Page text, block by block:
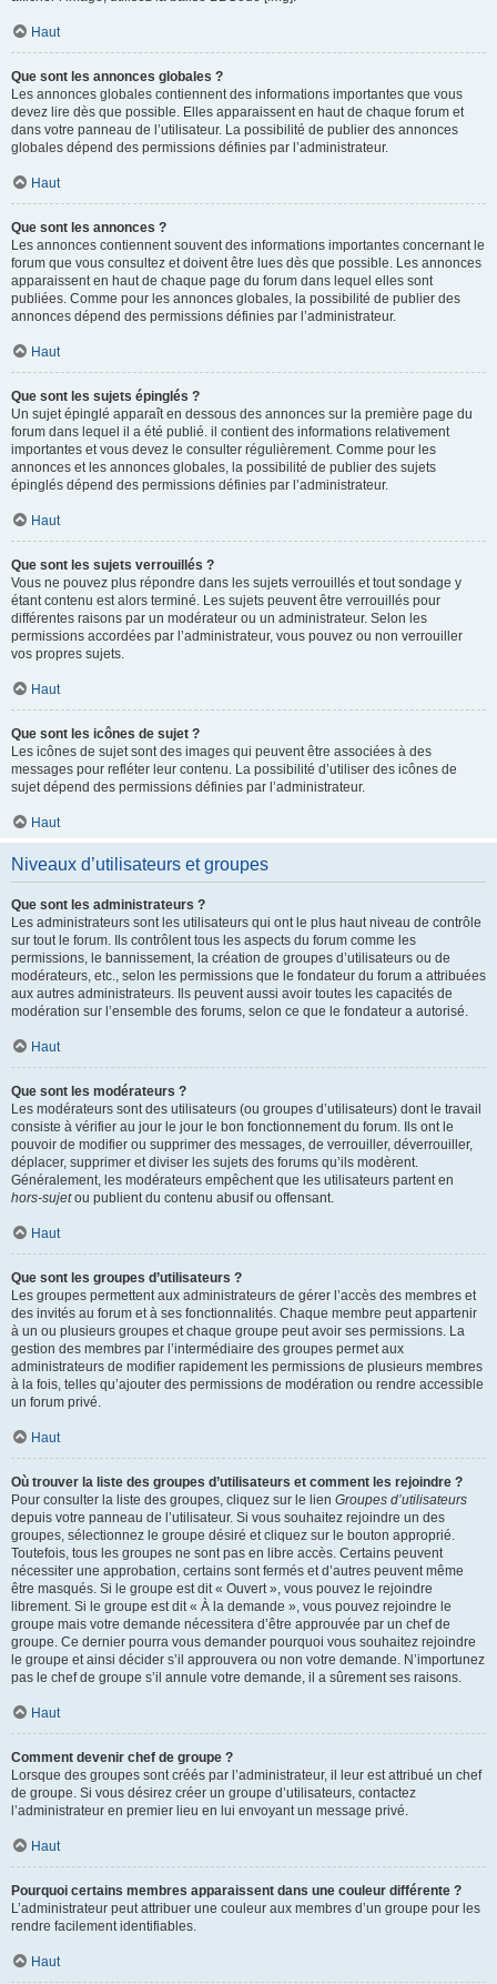
Haut
Que sont les annonces globales ?
Les annonces globales contiennent des informations importantes que vous
devez lire dès que possible. Elles apparaissent en haut de chaque forum et
dans votre panneau de l’utilisateur. La possibilité de publier des annonces
globales dépend des permissions définies par l’administrateur.
Haut
Que sont les annonces ?
Les annonces contiennent souvent des informations importantes concernant le
forum que vous consultez et doivent être lues dès que possible. Les annonces
apparaissent en haut de chaque page du forum dans lequel elles sont
publiées. Comme pour les annonces globales, la possibilité de publier des
annonces dépend des permissions définies par l’administrateur.
Haut
Que sont les sujets épinglés ?
Un sujet épinglé apparaît en dessous des annonces sur la première page du
forum dans lequel il a été publié. il contient des informations relativement
importantes et vous devez le consulter régulièrement. Comme pour les
annonces et les annonces globales, la possibilité de publier des sujets
épinglés dépend des permissions définies par l’administrateur.
Haut
Que sont les sujets verrouillés ?
Vous ne pouvez plus répondre dans les sujets verrouillés et tout sondage y
étant contenu est alors terminé. Les sujets peuvent être verrouillés pour
différentes raisons par un modérateur ou un administrateur. Selon les
permissions accordées par l’administrateur, vous pouvez ou non verrouiller
vos propres sujets.
Haut
Que sont les icônes de sujet ?
Les icônes de sujet sont des images qui peuvent être associées à des
messages pour refléter leur contenu. La possibilité d’utiliser des icônes de
sujet dépend des permissions définies par l’administrateur.
Haut
Niveaux d’utilisateurs et groupes
Que sont les administrateurs ?
Les administrateurs sont les utilisateurs qui ont le plus haut niveau de contrôle
sur tout le forum. Ils contrôlent tous les aspects du forum comme les
permissions, le bannissement, la création de groupes d’utilisateurs ou de
modérateurs, etc., selon les permissions que le fondateur du forum a attribuées
aux autres administrateurs. Ils peuvent aussi avoir toutes les capacités de
modération sur l’ensemble des forums, selon ce que le fondateur a autorisé.
Haut
Que sont les modérateurs ?
Les modérateurs sont des utilisateurs (ou groupes d’utilisateurs) dont le travail
consiste à vérifier au jour le jour le bon fonctionnement du forum. Ils ont le
pouvoir de modifier ou supprimer des messages, de verrouiller, déverrouiller,
déplacer, supprimer et diviser les sujets des forums qu’ils modèrent.
Généralement, les modérateurs empêchent que les utilisateurs partent en
hors-sujetou publient du contenu abusif ou offensant.
Haut
Que sont les groupes d’utilisateurs ?
Les groupes permettent aux administrateurs de gérer l’accès des membres et
des invités au forum et à ses fonctionnalités. Chaque membre peut appartenir
à un ou plusieurs groupes et chaque groupe peut avoir ses permissions. La
gestion des membres par l’intermédiaire des groupes permet aux
administrateurs de modifier rapidement les permissions de plusieurs membres
à la fois, telles qu’ajouter des permissions de modération ou rendre accessible
un forum privé.
Haut
Où trouver la liste des groupes d’utilisateurs et comment les rejoindre ?
Pour consulter la liste des groupes, cliquez sur le lien Groupes d’utilisateurs
depuis votre panneau de l’utilisateur. Si vous souhaitez rejoindre un des
groupes, sélectionnez le groupe désiré et cliquez sur le bouton approprié.
Toutefois, tous les groupes ne sont pas en libre accès. Certains peuvent
nécessiter une approbation, certains sont fermés et d’autres peuvent même
être masqués. Si le groupe est dit « Ouvert », vous pouvez le rejoindre
librement. Si le groupe est dit « À la demande », vous pouvez rejoindre le
groupe mais votre demande nécessitera d’être approuvée par un chef de
groupe. Ce dernier pourra vous demander pourquoi vous souhaitez rejoindre
le groupe et ainsi décider s’il approuvera ou non votre demande. N’importunez
pas le chef de groupe s’il annule votre demande, il a sûrement ses raisons.
Haut
Comment devenir chef de groupe ?
Lorsque des groupes sont créés par l’administrateur, il leur est attribué un chef
de groupe. Si vous désirez créer un groupe d’utilisateurs, contactez
l’administrateur en premier lieu en lui envoyant un message privé.
Haut
Pourquoi certains membres apparaissent dans une couleur différente ?
L’administrateur peut attribuer une couleur aux membres d’un groupe pour les
rendre facilement identifiables.
Haut